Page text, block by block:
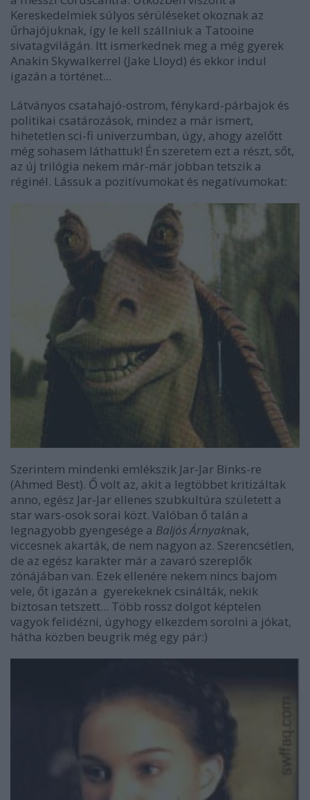
Kereskedelmiek súlyos sérüléseket okoznak az
űrhajójuknak, így le kell szállniuk a Tatooine
sivatagvilágán. Itt ismerkednek meg a még gyerek
Anakin Skywalkerrel (Jake Lloyd) és ekkor indul
igazán a történet...
Látványos csatahajó-ostrom, fénykard-párbajok és
politikai csatározások, mindez a már ismert,
hihetetlen sci-fi univerzumban, úgy, ahogy azelőtt
még sohasem láthattuk! Én szeretem ezt a részt, sőt,
az új trilógia nekem már-már jobban tetszik a
réginél. Lássuk a pozitívumokat és negatívumokat:
Szerintem mindenki emlékszik Jar-Jar Binks-re
(Ahmed Best). Ő volt az, akit a legtöbbet kritizáltak
anno, egész Jar-Jar ellenes szubkultúra született a
star wars-osok sorai közt. Valóban ő talán a
legnagyobb gyengesége a Baljós Árnyaknak,
viccesnek akarták, de nem nagyon az. Szerencsétlen,
de az egész karakter már a zavaró szereplők
zónájában van. Ezek ellenére nekem nincs bajom
vele, őt igazán a gyerekeknek csinálták, nekik
biztosan tetszett... Több rossz dolgot képtelen
vagyok felidézni, úgyhogy elkezdem sorolni a jókat,
hátha közben beugrik még egy pár:)